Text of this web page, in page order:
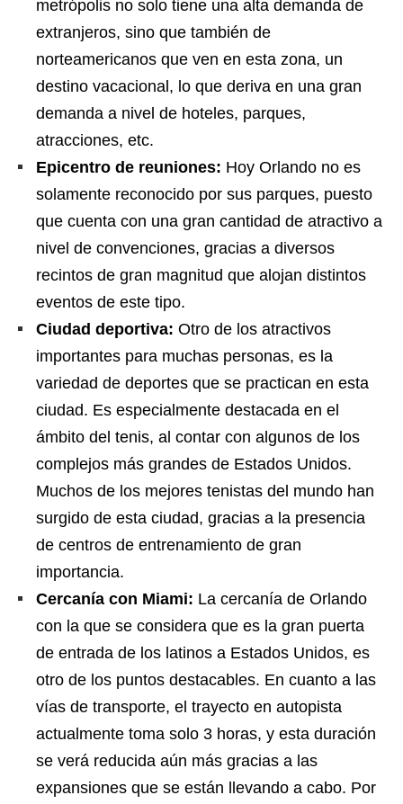
metrópolis no solo tiene una alta demanda de
extranjeros, sino que también de
norteamericanos que ven en esta zona, un
destino vacacional, lo que deriva en una gran
demanda a nivel de hoteles, parques,
atracciones, etc.
Epicentro de reuniones: Hoy Orlando no es
solamente reconocido por sus parques, puesto
que cuenta con una gran cantidad de atractivo a
nivel de convenciones, gracias a diversos
recintos de gran magnitud que alojan distintos
eventos de este tipo.
Ciudad deportiva: Otro de los atractivos
importantes para muchas personas, es la
variedad de deportes que se practican en esta
ciudad. Es especialmente destacada en el
ámbito del tenis, al contar con algunos de los
complejos más grandes de Estados Unidos.
Muchos de los mejores tenistas del mundo han
surgido de esta ciudad, gracias a la presencia
de centros de entrenamiento de gran
importancia.
Cercanía con Miami: La cercanía de Orlando
con la que se considera que es la gran puerta
de entrada de los latinos a Estados Unidos, es
otro de los puntos destacables. En cuanto a las
vías de transporte, el trayecto en autopista
actualmente toma solo 3 horas, y esta duración
se verá reducida aún más gracias a las
expansiones que se están llevando a cabo. Por